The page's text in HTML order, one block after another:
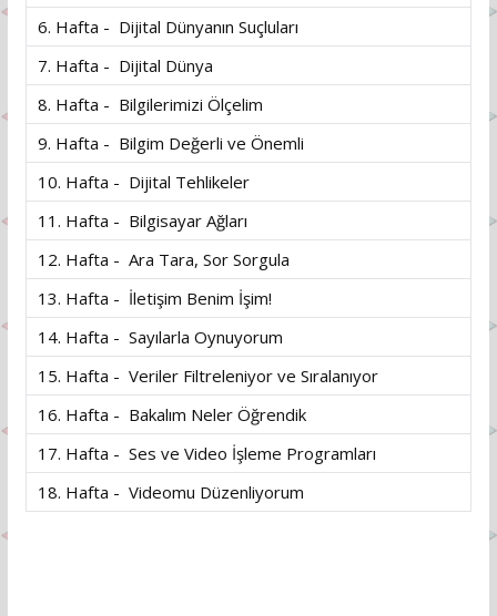
6. Hafta - Dijital Dünyanın Suçluları
7. Hafta - Dijital Dünya
8. Hafta - Bilgilerimizi Ölçelim
9. Hafta - Bilgim Değerli ve Önemli
10. Hafta - Dijital Tehlikeler
11. Hafta - Bilgisayar Ağları
12. Hafta - Ara Tara, Sor Sorgula
13. Hafta - İletişim Benim İşim!
14. Hafta - Sayılarla Oynuyorum
15. Hafta - Veriler Filtreleniyor ve Sıralanıyor
16. Hafta - Bakalım Neler Öğrendik
17. Hafta - Ses ve Video İşleme Programları
18. Hafta - Videomu Düzenliyorum